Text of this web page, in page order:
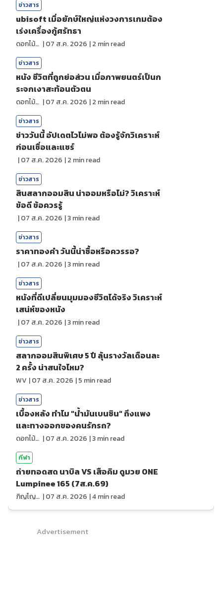
ข่าวสาร
ubisoft เมื่อยักษ์ใหญ่แห่งวงการเกมต้อง
เร่งเครื่องกู้ศรัทธา
ดอกไม้กับสายน้ำ |07 ส.ค. 2026 |2 min read
ข่าวสาร
หนัง ชีวิตที่ถูกย่อส่วน เมื่อภาพยนตร์เป็นก
ระจกเงาสะท้อนตัวตน
ดอกไม้กับสายน้ำ |07 ส.ค. 2026 |2 min read
ข่าวสาร
ข่าววันนี้ อัปเดตไวไม่พอ ต้องรู้จักวิเคราะห์
ก่อนเชื่อและแชร์
|07 ส.ค. 2026 |2 min read
ข่าวสาร
สินสลากออมสิน น่าออมหรือไม่? วิเคราะห์
ข้อดี ข้อควรรู้
|07 ส.ค. 2026 |3min read
ข่าวสาร
ราคาทองคํา วันนี้น่าซื้อหรือควรรอ?
|07 ส.ค. 2026 |3min read
ข่าวสาร
หนังที่ดีเปลี่ยนมุมมองชีวิตได้จริง วิเคราะห์
เสน่ห์ของหนัง
|07 ส.ค. 2026 |3min read
ข่าวสาร
สลากออมสินพิเศษ 5 ปี ลุ้นรางวัลเดือนละ
2 ครั้ง น่าสนใจไหม?
WV |07 ส.ค. 2026 |5 min read
ข่าวสาร
เบื้องหลัง ทำไม "น้ำมันเบนซิน" ถึงแพง
และทางออกของคนรักรถ?
ดอกไม้กับสายน้ำ |07 ส.ค. 2026 |3min read
กีฬา
ถ่ายทอดสด นาบิล VS เสือคิม ดูมวย ONE
Lumpinee 165 (7ส.ค.69)
ภิญโญ ส่องแสง |07 ส.ค. 2026 |4min read
Advertisement